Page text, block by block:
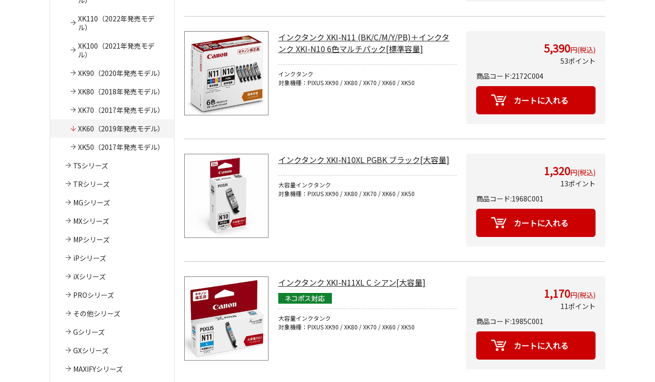
XK110（2022年発売モデ
ル）
XK100（2021年発売モデ
ル）
XK90（2020年発売モデル）
XK80（2018年発売モデル）
XK70（2017年発売モデル）
XK60（2019年発売モデル）
XK50（2017年発売モデル）
TSシリーズ
TRシリーズ
MGシリーズ
MXシリーズ
MPシリーズ
iPシリーズ
iXシリーズ
PROシリーズ
その他シリーズ
Gシリーズ
GXシリーズ
MAXIFYシリーズ
インクタンク XKI-N11 (BK/C/M/Y/PB)＋インクタ
ンク XKI-N10 6色マルチパック[標準容量]
インクタンク
対象機種：PIXUS XK90 / XK80 / XK70 / XK60 / XK50
5,390円(税込)
53ポイント
商品コード:2172C004
インクタンク XKI-N10XL PGBK ブラック[大容量]
大容量インクタンク
対象機種：PIXUS XK90 / XK80 / XK70 / XK60 / XK50
1,320円(税込)
13ポイント
商品コード:1968C001
インクタンク XKI-N11XL C シアン[大容量]
大容量インクタンク
対象機種：PIXUS XK90 / XK80 / XK70 / XK60 / XK50
1,170円(税込)
11ポイント
商品コード:1985C001